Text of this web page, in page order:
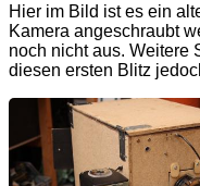
Hier im Bild ist es ein
Kamera angeschraubt
noch nicht aus. Weitere
diesen ersten Blitz